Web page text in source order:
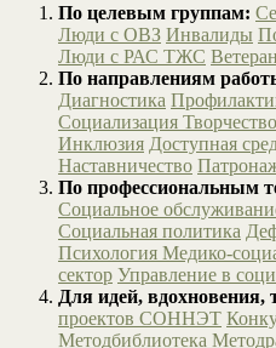
По целевым группам:
Люди с ОВЗ Инвалиды
Люди с РАС ТЖС
По направлениям
Диагностика
Социализация Творчество
Инклюзия Доступная
Наставничество
По профессиональным
Социальное
Социальная политика
Психология Медико-
сектор Управление в
Для идей, вдохновения,
проектов СОННЭТ
Методбиблиотека